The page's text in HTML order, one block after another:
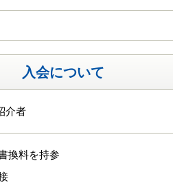
入会について
介者
換料を持参